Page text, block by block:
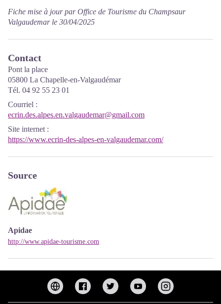
Fiche mise à jour par Office de Tourisme du Champsaur
Valgaudemar le 30/04/2025
Contact
Pont la place
05800 La Chapelle-en-Valgaudémar
Tél. 04 92 55 23 01
Courriel :
ecrin.des.alpes.en.valgaudemar@gmail.com
Site internet :
https://www.ecrin-des-alpes-en-valgaudemar.com/
Source
Apidae
http://www.apidae-tourisme.com